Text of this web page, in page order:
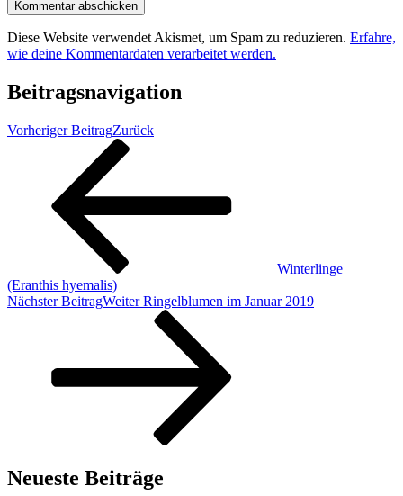
Diese Website verwendet Akismet, um Spam zu reduzieren. Erfahre,
wie deine Kommentardaten verarbeitet werden.
Beitragsnavigation
Vorheriger BeitragZurück
Winterlinge
(Eranthis hyemalis)
Nächster BeitragWeiter Ringelblumen im Januar 2019
Neueste Beiträge